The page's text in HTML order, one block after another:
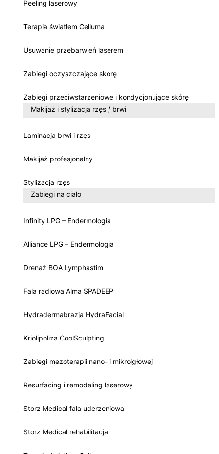
Peeling laserowy
Terapia światłem Celluma
Usuwanie przebarwień laserem
Zabiegi oczyszczające skórę
Zabiegi przeciwstarzeniowe i kondycjonujące skórę
Makijaż i stylizacja rzęs / brwi
Laminacja brwi i rzęs
Makijaż profesjonalny
Stylizacja rzęs
Zabiegi na ciało
Infinity LPG – Endermologia
Alliance LPG – Endermologia
Drenaż BOA Lymphastim
Fala radiowa Alma SPADEEP
Hydradermabrazja HydraFacial
Kriolipoliza CoolSculpting
Zabiegi mezoterapii nano- i mikroigłowej
Resurfacing i remodeling laserowy
Storz Medical fala uderzeniowa
Storz Medical rehabilitacja